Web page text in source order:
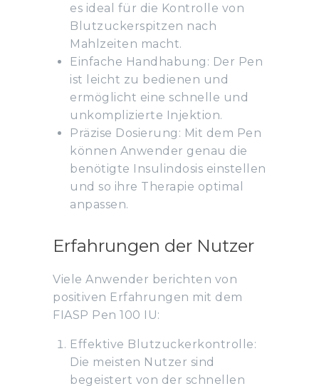
es ideal für die Kontrolle von
Blutzuckerspitzen nach
Mahlzeiten macht.
Einfache Handhabung: Der Pen
ist leicht zu bedienen und
ermöglicht eine schnelle und
unkomplizierte Injektion.
Präzise Dosierung: Mit dem Pen
können Anwender genau die
benötigte Insulindosis einstellen
und so ihre Therapie optimal
anpassen.
Erfahrungen der Nutzer
Viele Anwender berichten von
positiven Erfahrungen mit dem
FIASP Pen 100 IU:
Effektive Blutzuckerkontrolle:
Die meisten Nutzer sind
begeistert von der schnellen